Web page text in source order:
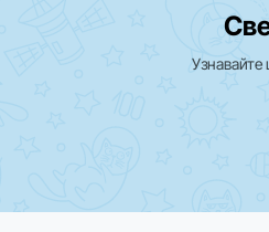
некоторые функции и
сегодня и получите стильный и